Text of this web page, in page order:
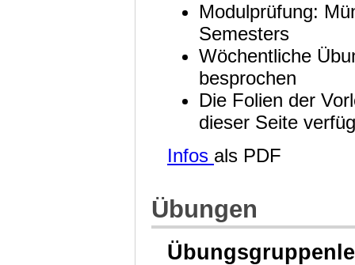
Modulprüfung:
Semesters
Wöchentliche
besprochen
Die Folien der
dieser Seite
Infos als PDF
Übungen